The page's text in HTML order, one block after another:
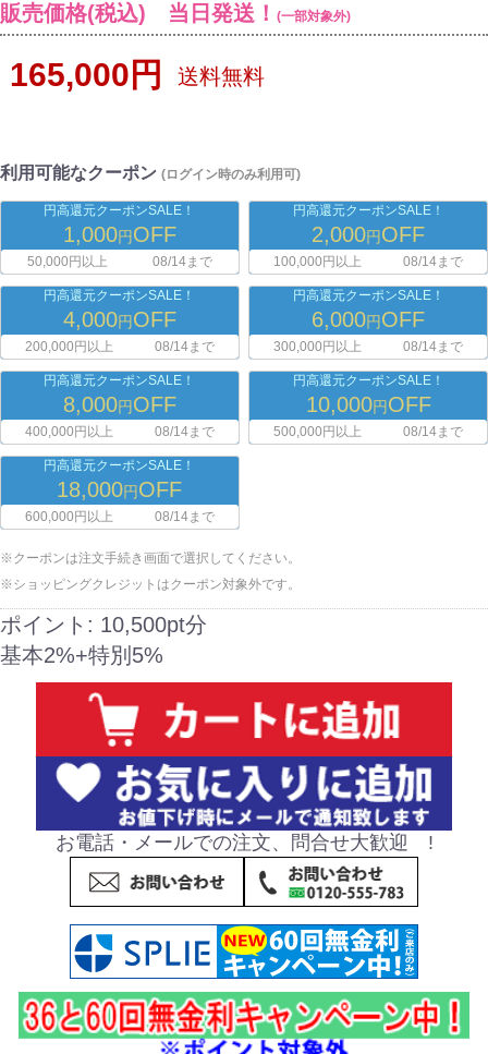
販売価格(税込) 当日発送！ (一部対象外)
165,000円 送料無料
利用可能なクーポン (ログイン時のみ利用可)
円高還元クーポンSALE！
1,000円OFF
50,000円以上 08/14まで
円高還元クーポンSALE！
2,000円OFF
100,000円以上 08/14まで
円高還元クーポンSALE！
4,000円OFF
200,000円以上 08/14まで
円高還元クーポンSALE！
6,000円OFF
300,000円以上 08/14まで
円高還元クーポンSALE！
8,000円OFF
400,000円以上 08/14まで
円高還元クーポンSALE！
10,000円OFF
500,000円以上 08/14まで
円高還元クーポンSALE！
18,000円OFF
600,000円以上 08/14まで
※クーポンは注文手続き画面で選択してください。
※ショッピングクレジットはクーポン対象外です。
ポイント: 10,500pt分
基本2%+特別5%
お電話・メールでの注文、問合せ大歓迎 !